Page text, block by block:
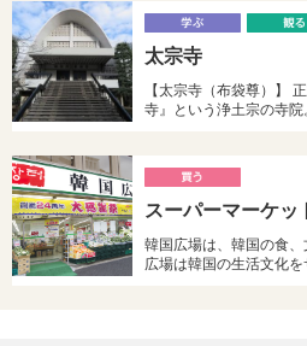
ぶ
太宗寺
【太宗寺（布袋尊）】
寺』という浄土宗の寺
う
スーパーマーケッ
韓国広場は、韓国の食
広場は韓国の生活文化